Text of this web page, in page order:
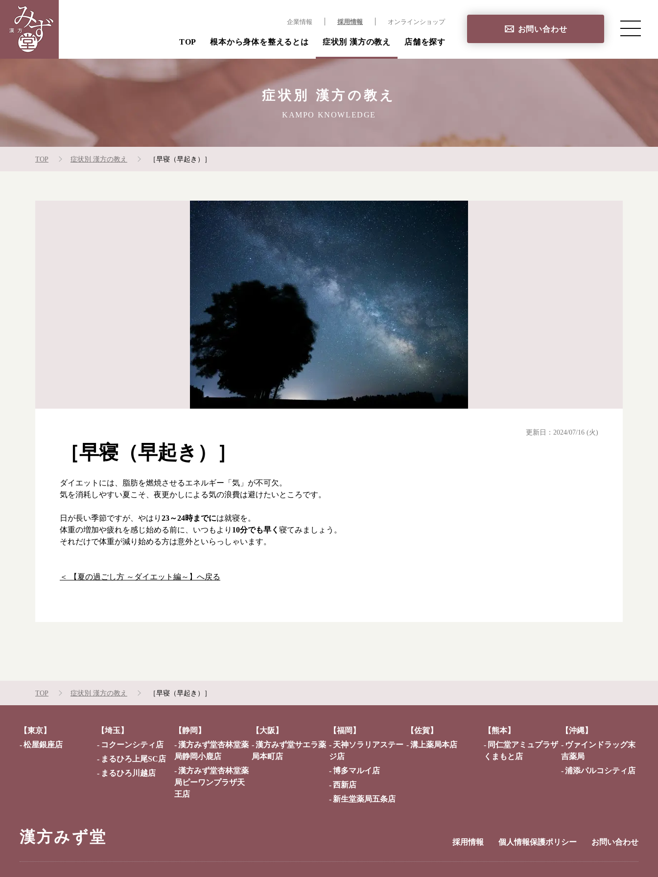
TOP 根本から身体を整えるとは 症状別 漢方の教え 店舗を探す
企業情報 採用情報 オンラインショップ
お問い合わせ
根本から身体を整えるとは
漢方みず堂とは
お知らせ
漢方を知る 皆様からのご質問
症状別 漢方の教え
KAMPO KNOWLEDGE
TOP 症状別 漢方の教え ［早寝（早起き）］
更新日：2024/07/16 (火)
［早寝（早起き）］
ダイエットには、脂肪を燃焼させるエネルギー「気」が不可欠。
気を消耗しやすい夏こそ、夜更かしによる気の浪費は避けたいところです。
日が長い季節ですが、やはり 23～24時までには就寝を。
体重の増加や疲れを感じ始める前に、いつもより 10分でも早く 寝てみましょう。
それだけで体重が減り始める方は意外といらっしゃいます。
＜ 【夏の過ごし方 ～ダイエット編～】へ戻る
TOP 症状別 漢方の教え ［早寝（早起き）］
【東京】
松屋銀座店
【埼玉】
コクーンシティ店
まるひろ上尾SC店
まるひろ川越店
【静岡】
漢方みず堂杏林堂薬
局静岡小鹿店
漢方みず堂杏林堂薬
局ピーワンプラザ天
王店
【大阪】
漢方みず堂サエラ薬
局本町店
【福岡】
天神ソラリアステー
ジ店
博多マルイ店
西新店
新生堂薬局五条店
【佐賀】
溝上薬局本店
【熊本】
同仁堂アミュプラザ
くまもと店
【沖縄】
ヴァインドラッグ末
吉薬局
浦添パルコシティ店
漢方みず堂 採用情報 個人情報保護ポリシー お問い合わせ